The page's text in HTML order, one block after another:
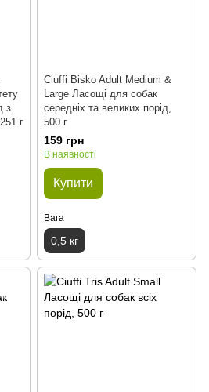
з
г
Ciuffi Bisko Adult Medium &
Large Ласощі для собак
середніх та великих порід,
500 г
159 грн
В наявності
Купити
Вага
0,5 кг